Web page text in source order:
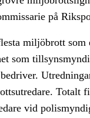
på
miljöbrott som
som
Totalt
vid